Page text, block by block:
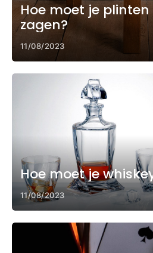
Hoe moet je
zagen?
11/08/2023
Hoe moet je
11/08/2023